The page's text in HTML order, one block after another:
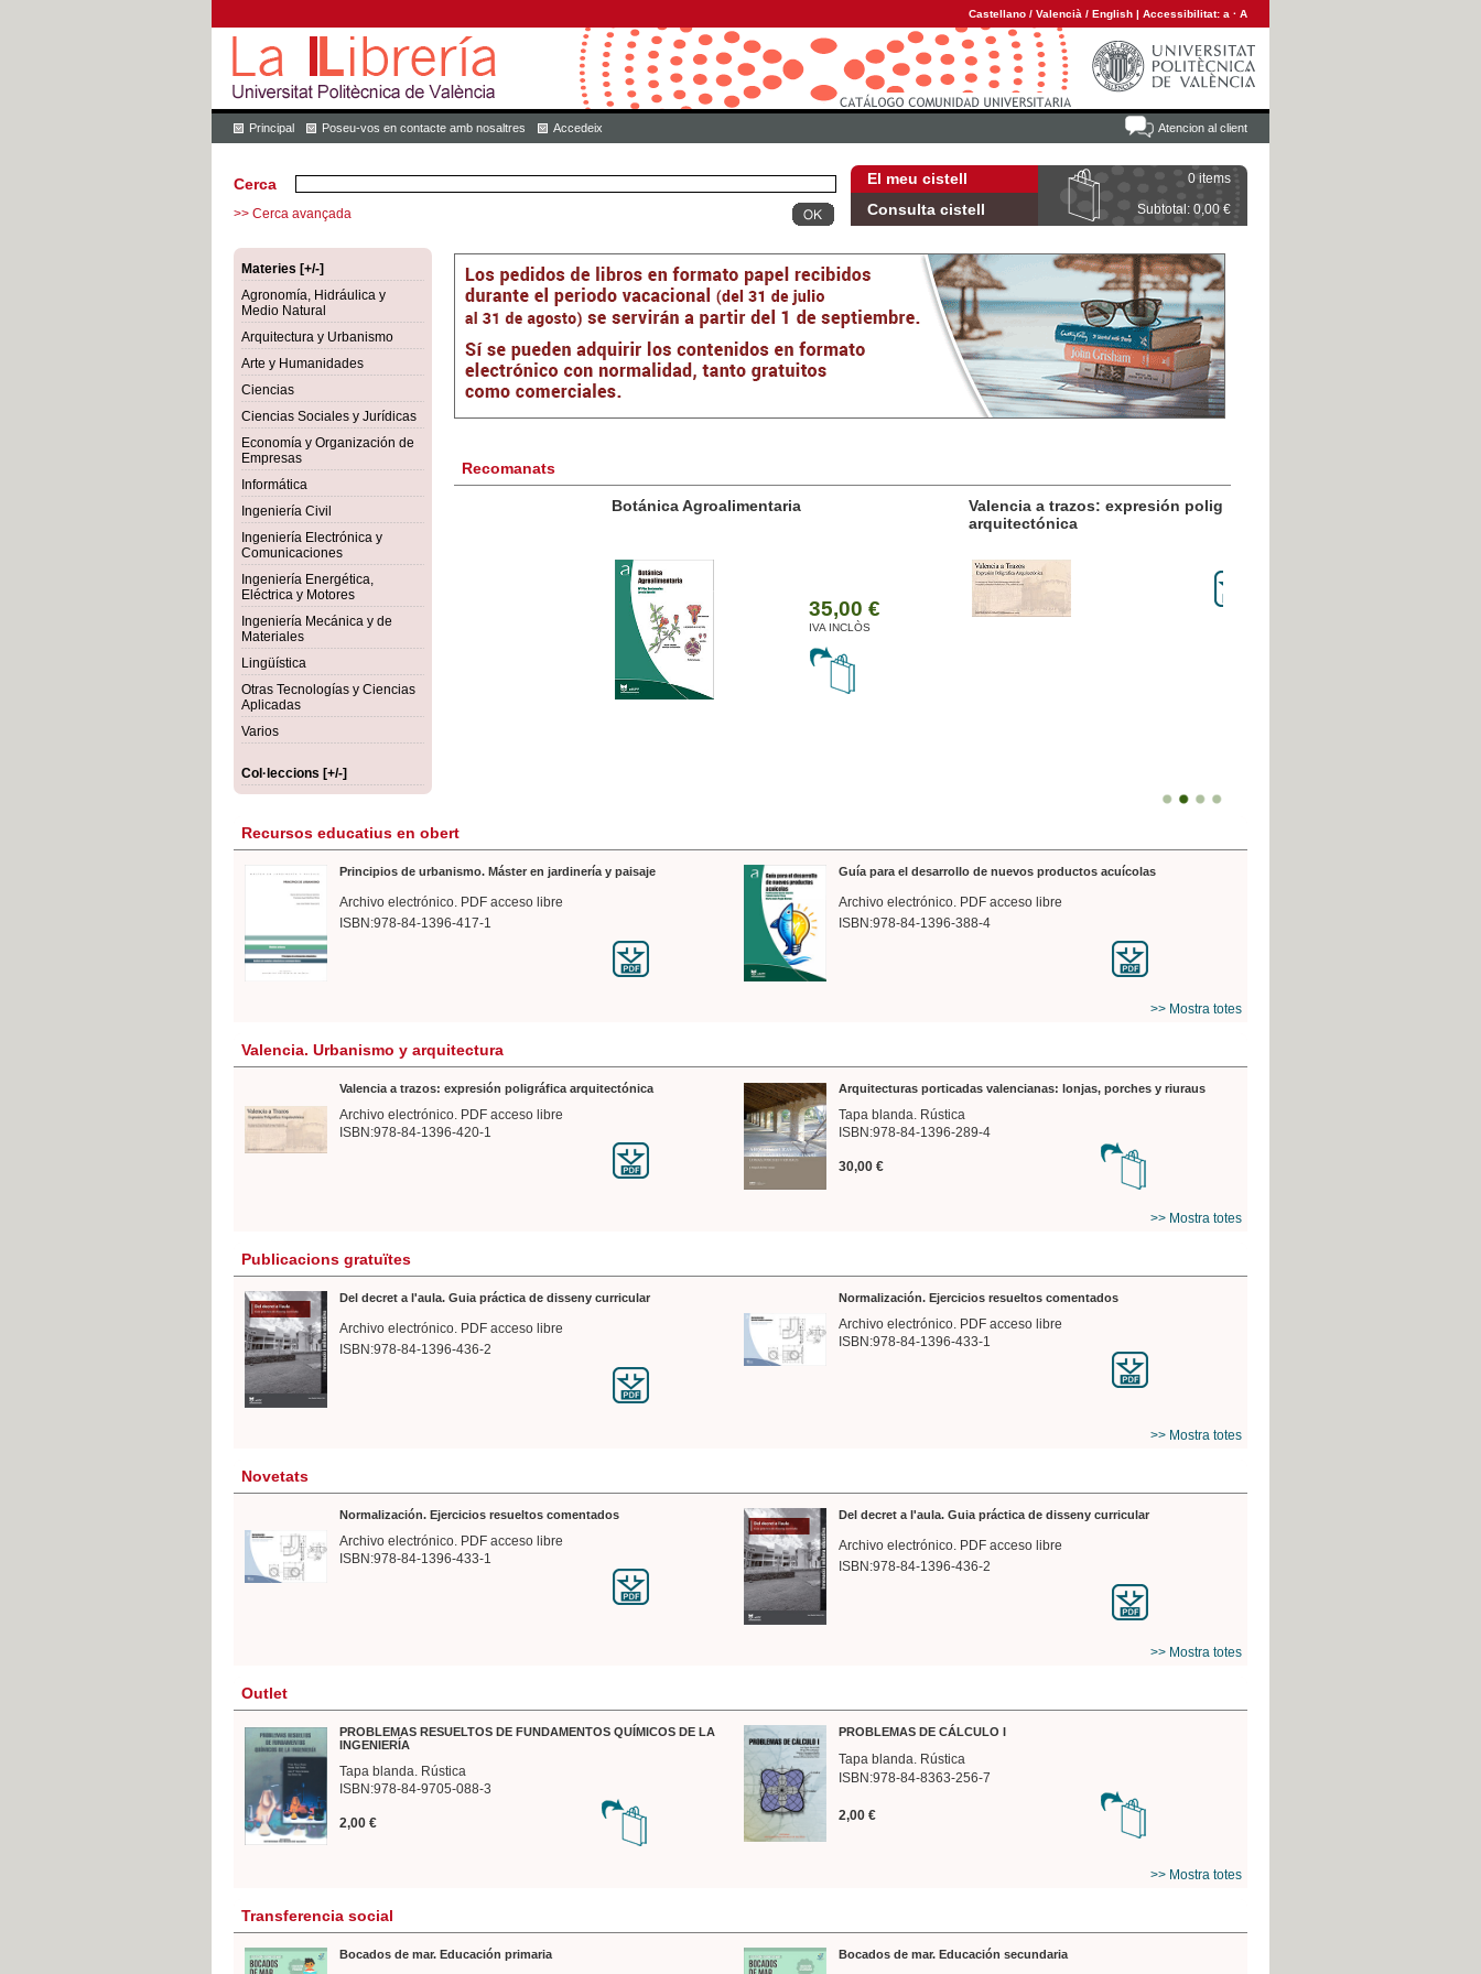
Castellano / Valencià / English | Accessibilitat: a · A
Atencion al client
Principal Poseu-vos en contacte amb nosaltres Accedeix
El meu cistell 0 items
Consulta cistell Subtotal: 0,00 €
Cerca
>> Cerca avançada
Materies [+/-]
Agronomía, Hidráulica y
Medio Natural
Arquitectura y Urbanismo
Arte y Humanidades
Ciencias
Ciencias Sociales y Jurídicas
Economía y Organización de
Empresas
Informática
Ingeniería Civil
Ingeniería Electrónica y
Comunicaciones
Ingeniería Energética,
Eléctrica y Motores
Ingeniería Mecánica y de
Materiales
Lingüística
Otras Tecnologías y Ciencias
Aplicadas
Varios
Col·leccions [+/-]
Recomanats
Botánica Agroalimentaria
35,00 €
IVA INCLÒS
Valencia a trazos: expresión poligráfica
Recursos educatius en obert
Principios de urbanismo. Máster en jardinería y paisaje
Archivo electrónico. PDF acceso libre
ISBN:978-84-1396-417-1
Guía para el desarrollo de nuevos productos acuícolas
Archivo electrónico. PDF acceso libre
ISBN:978-84-1396-388-4
>> Mostra totes
Valencia. Urbanismo y arquitectura
Valencia a trazos: expresión poligráfica arquitectónica
Archivo electrónico. PDF acceso libre
ISBN:978-84-1396-420-1
Arquitecturas porticadas valencianas: lonjas, porches y riuraus
Tapa blanda. Rústica
ISBN:978-84-1396-289-4
30,00 €
>> Mostra totes
Publicacions gratuïtes
Del decret a l'aula. Guia práctica de disseny curricular
Archivo electrónico. PDF acceso libre
ISBN:978-84-1396-436-2
Normalización. Ejercicios resueltos comentados
Archivo electrónico. PDF acceso libre
ISBN:978-84-1396-433-1
>> Mostra totes
Novetats
Normalización. Ejercicios resueltos comentados
Archivo electrónico. PDF acceso libre
ISBN:978-84-1396-433-1
Del decret a l'aula. Guia práctica de disseny curricular
Archivo electrónico. PDF acceso libre
ISBN:978-84-1396-436-2
>> Mostra totes
Outlet
PROBLEMAS RESUELTOS DE FUNDAMENTOS QUÍMICOS DE LA
INGENIERÍA
Tapa blanda. Rústica
ISBN:978-84-9705-088-3
2,00 €
PROBLEMAS DE CÁLCULO I
Tapa blanda. Rústica
ISBN:978-84-8363-256-7
2,00 €
>> Mostra totes
Transferencia social
Bocados de mar. Educación primaria Bocados de mar. Educación secundaria